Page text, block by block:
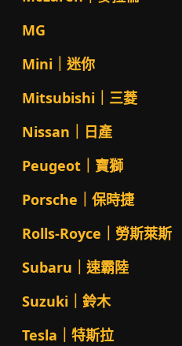
MG
Mini｜迷你
Mitsubishi｜三菱
Nissan｜日產
Peugeot｜寶獅
Porsche｜保時捷
Rolls-Royce｜勞斯萊斯
Subaru｜速霸陸
Suzuki｜鈴木
Tesla｜特斯拉